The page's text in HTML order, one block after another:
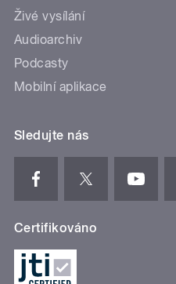
Živé vysílání
Audioarchiv
Podcasty
Mobilní aplikace
Sledujte nás
Certifikováno